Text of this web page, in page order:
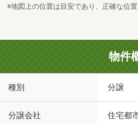
※地図上の位置は目安であり、正確な位
物件
種別 分譲
分譲会社 住宅都